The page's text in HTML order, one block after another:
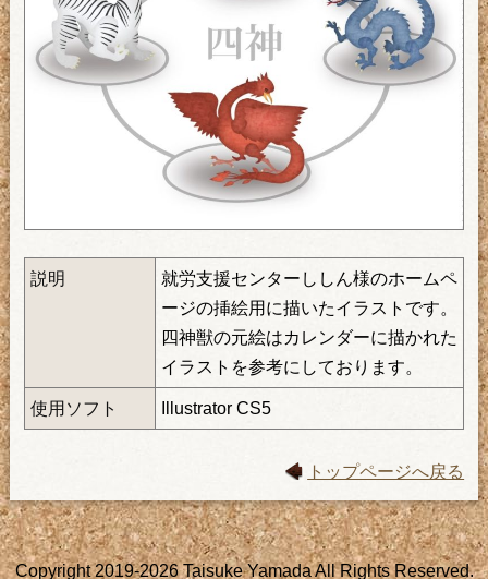
説明
就労支援センターししん様のホームペ
ージの挿絵用に描いたイラストです。
四神獣の元絵はカレンダーに描かれた
イラストを参考にしております。
使用ソフト Illustrator CS5
トップページへ戻る
Copyright 2019-2026 Taisuke Yamada All Rights Reserved.